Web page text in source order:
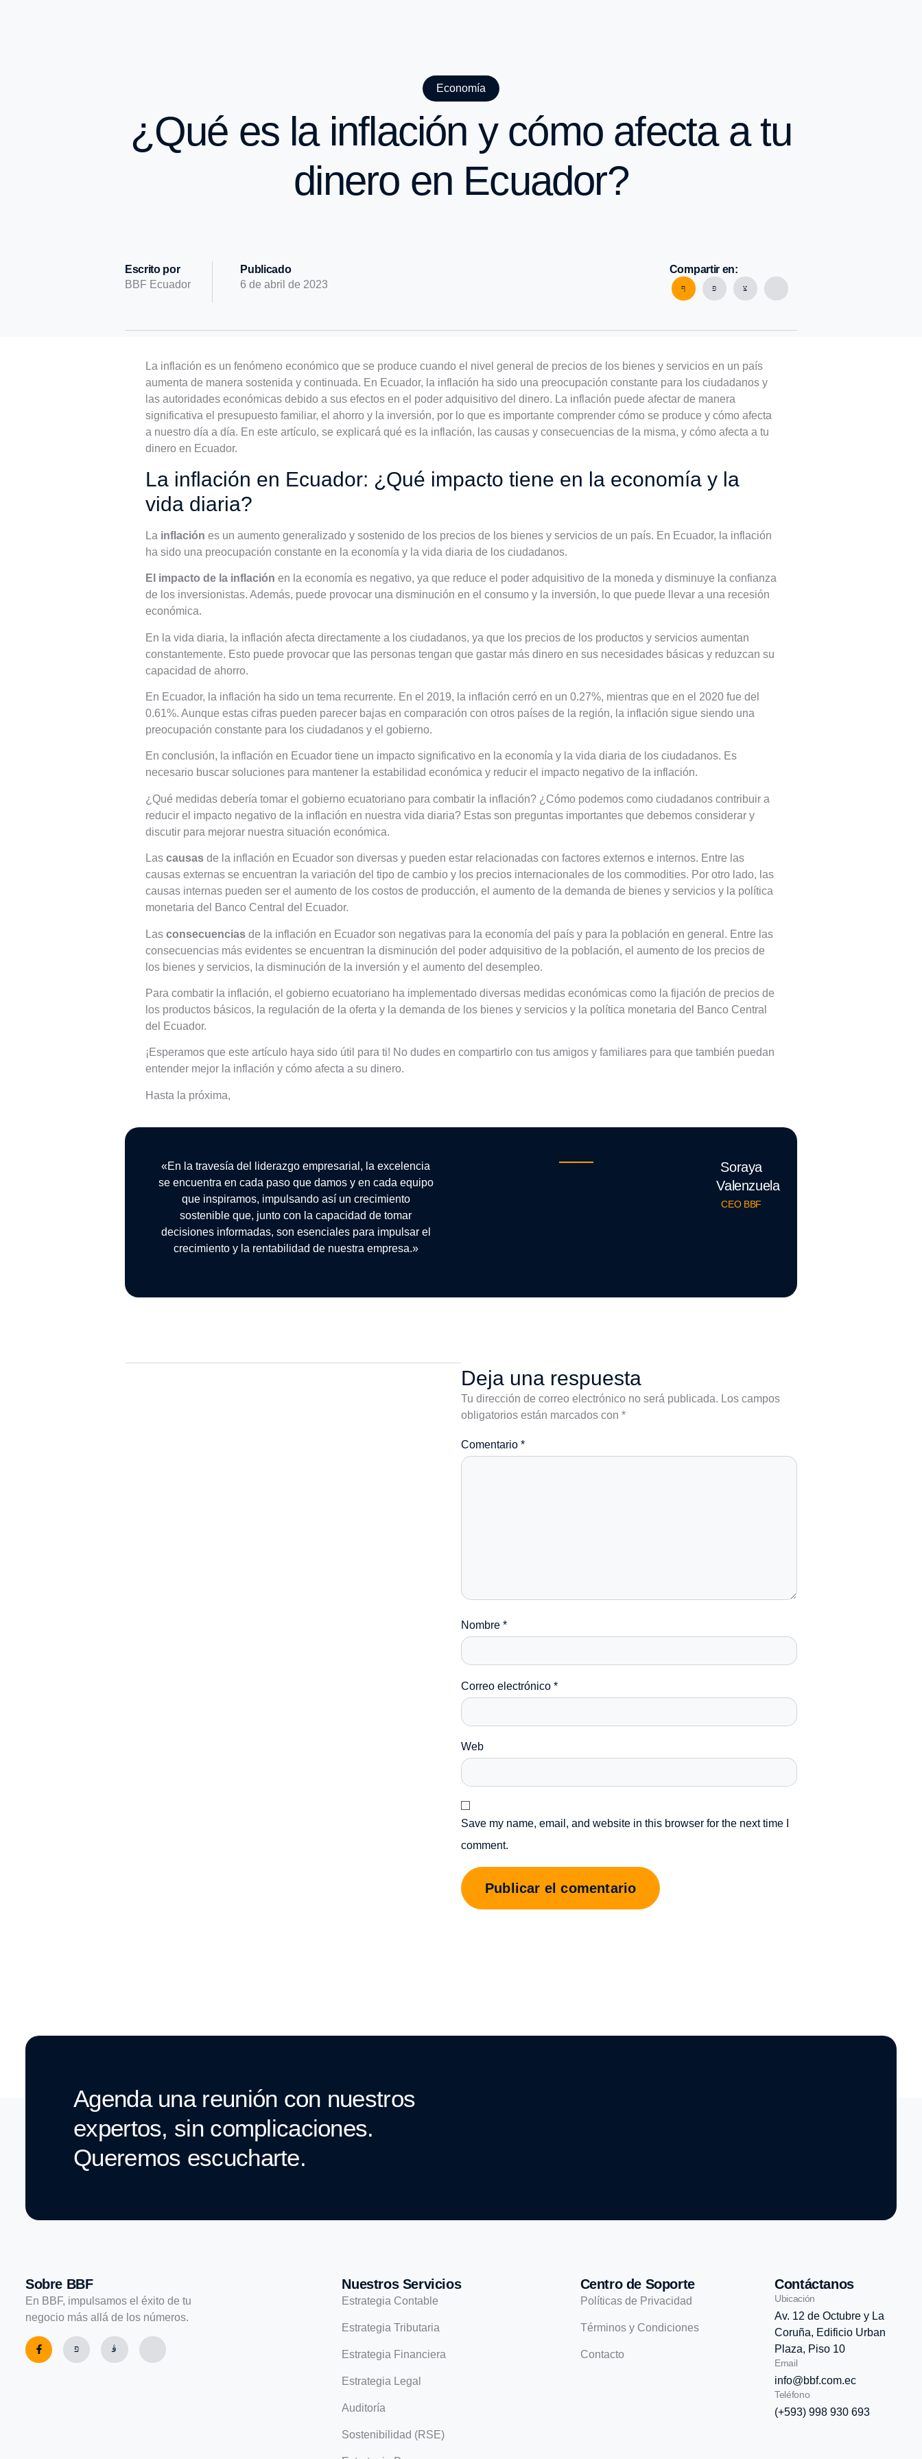
Economía
¿Qué es la inflación y cómo afecta a tu
dinero en Ecuador?
Escrito por
BBF Ecuador
Publicado
6 de abril de 2023
Compartir en:
La inflación es un fenómeno económico que se produce cuando el nivel general de precios de los bienes y servicios en un país
aumenta de manera sostenida y continuada. En Ecuador, la inflación ha sido una preocupación constante para los ciudadanos y
las autoridades económicas debido a sus efectos en el poder adquisitivo del dinero. La inflación puede afectar de manera
significativa el presupuesto familiar, el ahorro y la inversión, por lo que es importante comprender cómo se produce y cómo afecta
a nuestro día a día. En este artículo, se explicará qué es la inflación, las causas y consecuencias de la misma, y cómo afecta a tu
dinero en Ecuador.
La inflación en Ecuador: ¿Qué impacto tiene en la economía y la
vida diaria?
La inflación es un aumento generalizado y sostenido de los precios de los bienes y servicios de un país. En Ecuador, la inflación
ha sido una preocupación constante en la economía y la vida diaria de los ciudadanos.
El impacto de la inflación en la economía es negativo, ya que reduce el poder adquisitivo de la moneda y disminuye la confianza
de los inversionistas. Además, puede provocar una disminución en el consumo y la inversión, lo que puede llevar a una recesión
económica.
En la vida diaria, la inflación afecta directamente a los ciudadanos, ya que los precios de los productos y servicios aumentan
constantemente. Esto puede provocar que las personas tengan que gastar más dinero en sus necesidades básicas y reduzcan su
capacidad de ahorro.
En Ecuador, la inflación ha sido un tema recurrente. En el 2019, la inflación cerró en un 0.27%, mientras que en el 2020 fue del
0.61%. Aunque estas cifras pueden parecer bajas en comparación con otros países de la región, la inflación sigue siendo una
preocupación constante para los ciudadanos y el gobierno.
En conclusión, la inflación en Ecuador tiene un impacto significativo en la economía y la vida diaria de los ciudadanos. Es
necesario buscar soluciones para mantener la estabilidad económica y reducir el impacto negativo de la inflación.
¿Qué medidas debería tomar el gobierno ecuatoriano para combatir la inflación? ¿Cómo podemos como ciudadanos contribuir a
reducir el impacto negativo de la inflación en nuestra vida diaria? Estas son preguntas importantes que debemos considerar y
discutir para mejorar nuestra situación económica.
Las causas de la inflación en Ecuador son diversas y pueden estar relacionadas con factores externos e internos. Entre las
causas externas se encuentran la variación del tipo de cambio y los precios internacionales de los commodities. Por otro lado, las
causas internas pueden ser el aumento de los costos de producción, el aumento de la demanda de bienes y servicios y la política
monetaria del Banco Central del Ecuador.
Las consecuencias de la inflación en Ecuador son negativas para la economía del país y para la población en general. Entre las
consecuencias más evidentes se encuentran la disminución del poder adquisitivo de la población, el aumento de los precios de
los bienes y servicios, la disminución de la inversión y el aumento del desempleo.
Para combatir la inflación, el gobierno ecuatoriano ha implementado diversas medidas económicas como la fijación de precios de
los productos básicos, la regulación de la oferta y la demanda de los bienes y servicios y la política monetaria del Banco Central
del Ecuador.
¡Esperamos que este artículo haya sido útil para ti! No dudes en compartirlo con tus amigos y familiares para que también puedan
entender mejor la inflación y cómo afecta a su dinero.
Hasta la próxima,
«En la travesía del liderazgo empresarial, la excelencia
se encuentra en cada paso que damos y en cada equipo
que inspiramos, impulsando así un crecimiento
sostenible que, junto con la capacidad de tomar
decisiones informadas, son esenciales para impulsar el
crecimiento y la rentabilidad de nuestra empresa.»
Soraya
Valenzuela
CEO BBF
Deja una respuesta
Tu dirección de correo electrónico no será publicada. Los campos
obligatorios están marcados con *
Comentario *
Nombre *
Correo electrónico *
Web
Save my name, email, and website in this browser for the next time I
comment.
Agenda una reunión con nuestros
expertos, sin complicaciones.
Queremos escucharte.
Sobre BBF
En BBF, impulsamos el éxito de tu
negocio más allá de los números.
Nuestros Servicios
Estrategia Contable
Estrategia Tributaria
Estrategia Financiera
Estrategia Legal
Auditoría
Sostenibilidad (RSE)
Centro de Soporte
Políticas de Privacidad
Términos y Condiciones
Contacto
Contáctanos
Ubicación
Av. 12 de Octubre y La
Coruña, Edificio Urban
Plaza, Piso 10
Email
info@bbf.com.ec
Teléfono
(+593) 998 930 693